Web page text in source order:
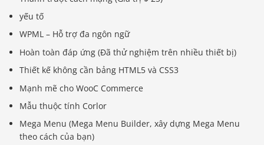
yếu tố
WPML – Hỗ trợ đa ngôn ngữ
Hoàn toàn đáp ứng (Đã thử nghiệm trên nhiều thiết bị)
Thiết kế không cần bảng HTML5 và CSS3
Mạnh mẽ cho WooC Commerce
Mẫu thuộc tính Corlor
Mega Menu (Mega Menu Builder, xây dựng Mega Menu
theo cách của bạn)